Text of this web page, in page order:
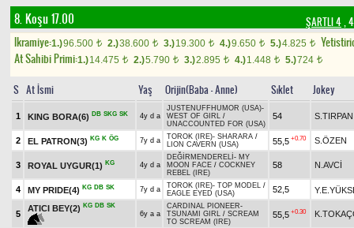
8. Koşu 17.00 ŞARTLI 4,
Ikramiye:1.)96.500 t 2.)38.600 t 3.)19.300 t 4.)9.650 t 5.)4.825 t
At Sahibi Primi:1.)14.475 t 2.)5.790 t 3.)2.895 t 4.)1.448 t 5.)724 t
S At İsmi Yaş Orijin(Baba - Anne) Sıklet Jokey
1 KING BORA(6) DB SKG SK 4y d a
JUSTENUFFHUMOR (USA)-
WEST OF GIRL /
UNACCOUNTED FOR (USA)
54 S.TIRPAN
2 EL PATRON(3) KG K ÖG 7y d a TOROK (IRE)- SHARARA /
LION CAVERN (USA)
55,5 +0.70 S.ÖZEN
3 ROYAL UYGUR(1) KG 4y d a
DEĞİRMENDERELİ - MY
MOON FACE / COCKNEY
REBEL (IRE)
58 N.AVCİ
4 MY PRIDE(4) KG DB SK 7y d a TOROK (IRE)- TOP MODEL /
EAGLE EYED (USA)
52,5
5
ATICI BEY(2) KG DB SK
6y a a
CARDINAL PIONEER-
TSUNAMI GIRL / SCREAM
TO SCREAM (IRE)
55,5 +0.30